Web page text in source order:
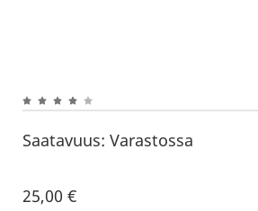
Saatavuus: Varastossa
25,00€